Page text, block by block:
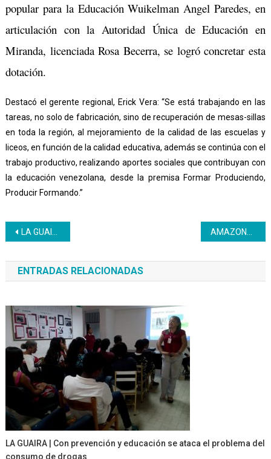
popular para la Educación Wuikelman Angel Paredes, en
articulación con la Autoridad Única de Educación en
Miranda, licenciada Rosa Becerra, se logró concretar esta
dotación.
Destacó el gerente regional, Erick Vera: “Se está trabajando en las
tareas, no solo de fabricación, sino de recuperación de mesas-sillas
en toda la región, al mejoramiento de la calidad de las escuelas y
liceos, en función de la calidad educativa, además se continúa con el
trabajo productivo, realizando aportes sociales que contribuyan con
la educación venezolana, desde la premisa Formar Produciendo,
Producir Formando.”
Navegación
de
entradas
LA GUAIRA | Estudiantes de Bachillerato Productivo realizan primera expoferia del año
ENTRADAS RELACIONADAS
LA GUAIRA | Con prevención y educación se ataca el problema del
consumo de drogas